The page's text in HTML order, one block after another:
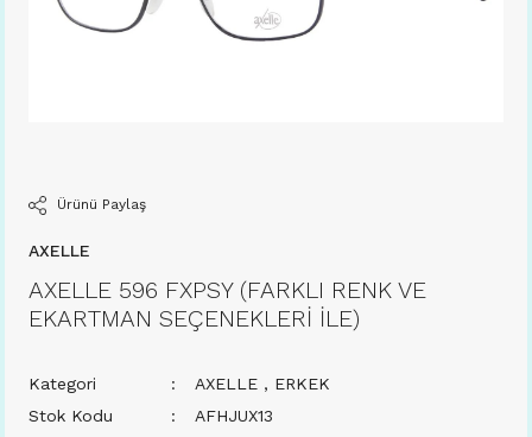
Ürünü Paylaş
AXELLE
AXELLE 596 FXPSY (FARKLI RENK VE
EKARTMAN SEÇENEKLERİ İLE)
Kategori AXELLE , ERKEK
Stok Kodu
AFHJUX13